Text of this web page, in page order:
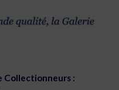
Collectionneurs :